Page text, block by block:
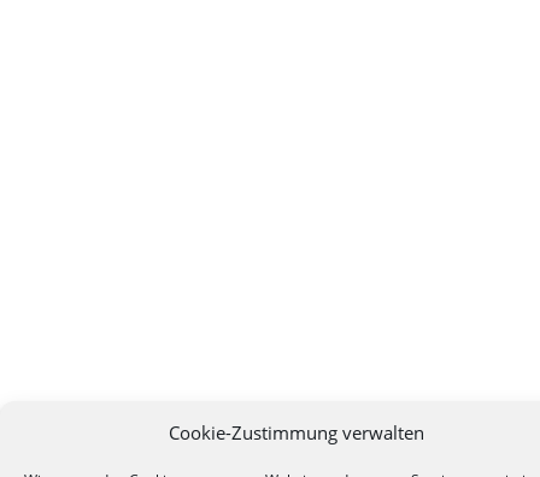
Cookie-Zustimmung verwalten